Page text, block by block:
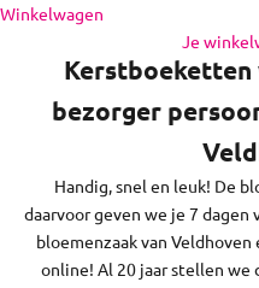
Naar inhoud
Winkelwagen
Je
de regio daaromheen, op
bezorger
Handig, snel en leuk! De
daarvoor geven we je 7
bloemenzaak van
online! Al 20 jaar stellen we